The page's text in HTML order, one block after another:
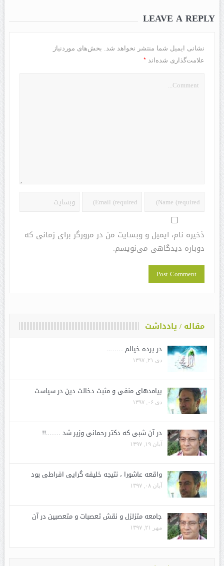
LEAVE A REPLY
نشانی ایمیل شما منتشر نخواهد شد. بخش‌های موردنیاز
علامت‌گذاری شده‌اند *
ذخیره نام، ایمیل و وبسایت من در مرورگر برای زمانی که
دوباره دیدگاهی می‌نویسم.
مقاله / یادداشت
در پرده خیالم ……..
دی ۲۱, ۱۳۹۷
پیامدهای منفی و مثبت دخالت دین در سیاست
دی ۰۶, ۱۳۹۷
در آن شبی که دکتر رحمانی وزیر شد …….!!
آبان ۱۹, ۱۳۹۷
واقعه عاشورا ، نتیجه خلیفه گرایی افراطی بود
آبان ۰۸, ۱۳۹۷
جامعه متزلزل و نقش تعصبات و متعصبین در آن
مهر ۲۱, ۱۳۹۷